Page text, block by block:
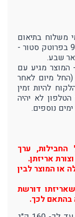
משלוח בתיאום
מראש בימים א'-ה' בין השעות 9:00-16:00 בפרוטק סטור -
המוצר מגיע עם
5 ימי עסקים (החל מיום לאחר
להיות זמין
לא יהיה
נוספים.
ערך
אריזתן.
או המוצר לבין
דורשת
בהתאם לכך.